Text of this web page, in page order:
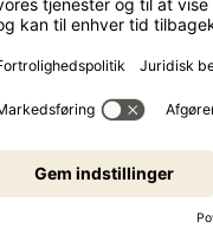
1 nip
sukker
3
½ bundt friske
2 spsk.